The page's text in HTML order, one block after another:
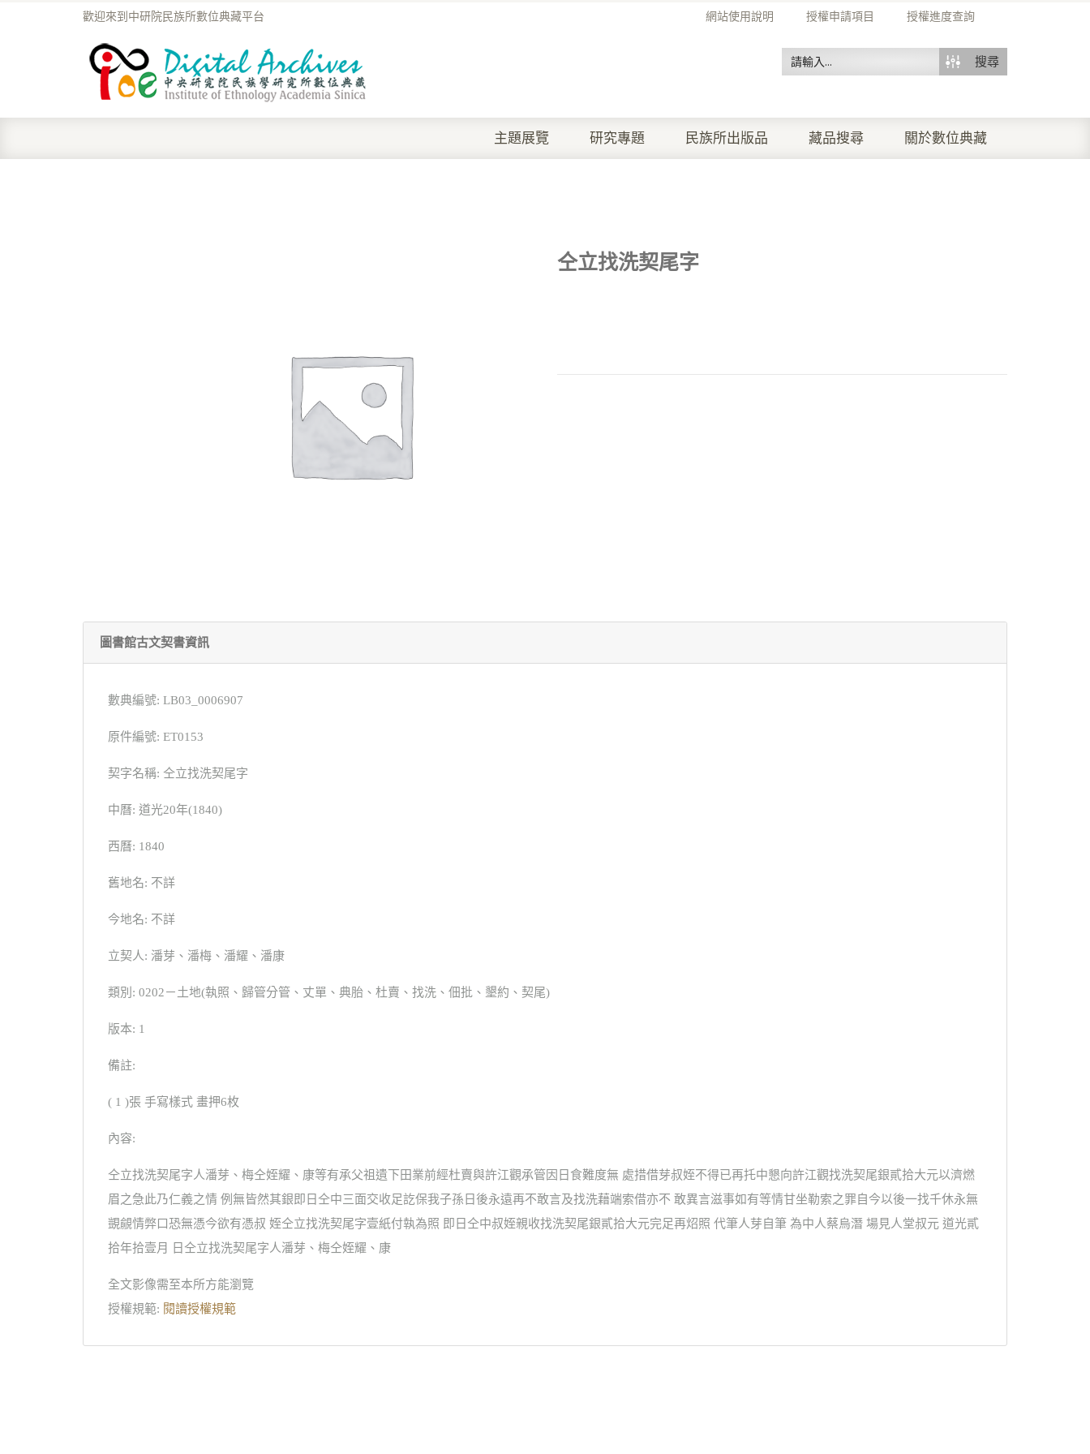
網站使用說明 授權申請項目 授權進度查詢
歡迎來到中研院民族所數位典藏平台
搜尋
主題展覽 研究專題 民族所出版品 藏品搜尋 關於數位典藏
仝立找洗契尾字
圖書館古文契書資訊
數典編號: LB03_0006907
原件編號: ET0153
契字名稱: 仝立找洗契尾字
中曆: 道光20年(1840)
西曆: 1840
舊地名: 不詳
今地名: 不詳
立契人: 潘芽、潘梅、潘耀、潘康
類別: 0202－土地(執照、歸管分管、丈單、典胎、杜賣、找洗、佃批、墾約、契尾)
版本: 1
備註:
( 1 )張 手寫樣式 畫押6枚
內容:
仝立找洗契尾字人潘芽、梅仝姪耀、康等有承父祖遺下田業前經杜賣與許江觀承管因日食難度無 處措借芽叔姪不得已再托中懇向許江觀找洗契尾銀貳拾大元以濟燃
眉之急此乃仁義之情 例無皆然其銀即日仝中三面交收足訖保我子孫日後永遠再不敢言及找洗藉端索借亦不 敢異言滋事如有等情甘坐勒索之罪自今以後一找千休永無
覬覦情弊口恐無憑今欲有憑叔 姪仝立找洗契尾字壹紙付執為照 即日仝中叔姪親收找洗契尾銀貳拾大元完足再炤照 代筆人芽自筆 為中人蔡烏潛 場見人堂叔元 道光貳
拾年拾壹月 日仝立找洗契尾字人潘芽、梅仝姪耀、康
全文影像需至本所方能瀏覽
授權規範: 閱讀授權規範